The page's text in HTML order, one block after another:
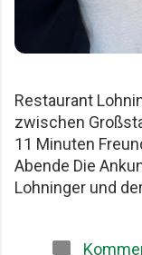
Restaurant
zwischen
11 Minuten
Abende Die
Lohninger und